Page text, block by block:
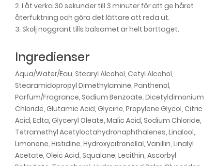
2. Låt verka 30 sekunder till 3 minuter för att ge håret
återfuktning och göra det lättare att reda ut.
3. Skölj noggrant tills balsamet är helt borttaget.
Ingredienser
Aqua/Water/Eau, Stearyl Alcohol, Cetyl Alcohol,
Stearamidopropyl Dimethylamine, Panthenol,
Parfum/Fragrance, Sodium Benzoate, Dicetyldimonium
Chloride, Glutamic Acid, Glycine, Propylene Glycol, Citric
Acid, Edta, Glyceryl Oleate, Malic Acid, Sodium Chloride,
Tetramethyl Acetyloctahydronaphthalenes, Linalool,
Limonene, Histidine, Hydroxycitronellal, Vanillin, Linalyl
Acetate, Oleic Acid, Squalane, Lecithin, Ascorbyl